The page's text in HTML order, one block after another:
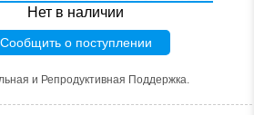
Нет в наличии
Сообщить о поступлении
и Репродуктивная Поддержка.